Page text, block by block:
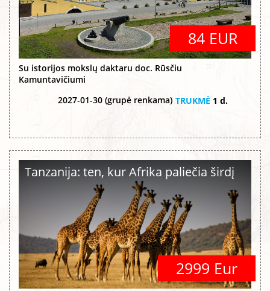
84 EUR
Su istorijos mokslų daktaru doc. Rūsčiu
Kamuntavičiumi
2027-01-30 (grupė renkama) TRUKMĖ 1 d.
Tanzanija: ten, kur Afrika paliečia širdį
2999 Eur